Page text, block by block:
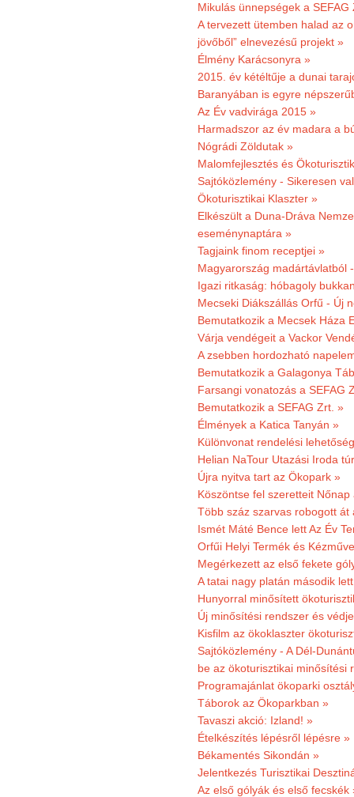
Mikulás ünnepségek a SEFAG
A tervezett ütemben halad az
jövőből” elnevezésű projekt »
Élmény Karácsonyra »
2015. év kétéltűje a dunai
Baranyában is egyre
Az Év vadvirága 2015 »
Harmadszor az év madara a
Nógrádi Zöldutak »
Malomfejlesztés és
Sajtóközlemény - Sikeresen
Ökoturisztikai Klaszter »
Elkészült a Duna-Dráva
eseménynaptára »
Tagjaink finom receptjei »
Magyarország madártávlatból
Igazi ritkaság: hóbagoly
Mecseki Diákszállás Orfű - Új
Bemutatkozik a Mecsek Háza
Várja vendégeit a Vackor
A zsebben hordozható
Bemutatkozik a Galagonya
Farsangi vonatozás a SEFAG
Bemutatkozik a SEFAG Zrt. »
Élmények a Katica Tanyán »
Különvonat rendelési
Helian NaTour Utazási Iroda
Újra nyitva tart az Ökopark »
Köszöntse fel szeretteit
Több száz szarvas robogott át
Ismét Máté Bence lett Az Év
Orfűi Helyi Termék és
Megérkezett az első fekete
A tatai nagy platán második
Hunyorral minősített
Új minősítési rendszer és
Kisfilm az ökoklaszter
Sajtóközlemény - A Dél-
be az ökoturisztikai minősítési
Programajánlat ökoparki
Táborok az Ökoparkban »
Tavaszi akció: Izland! »
Ételkészítés lépésről lépésre »
Békamentés Sikondán »
Jelentkezés Turisztikai
Az első gólyák és első fecskék